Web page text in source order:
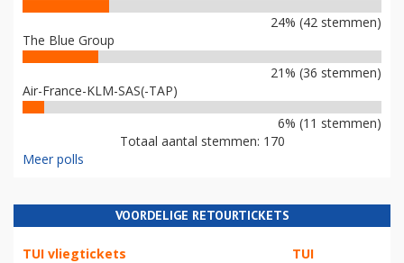
24% (42 stemmen)
The Blue Group
21% (36 stemmen)
Air-France-KLM-SAS(-TAP)
6% (11 stemmen)
Totaal aantal stemmen: 170
Meer polls
VOORDELIGE RETOURTICKETS
TUI vliegtickets TUI